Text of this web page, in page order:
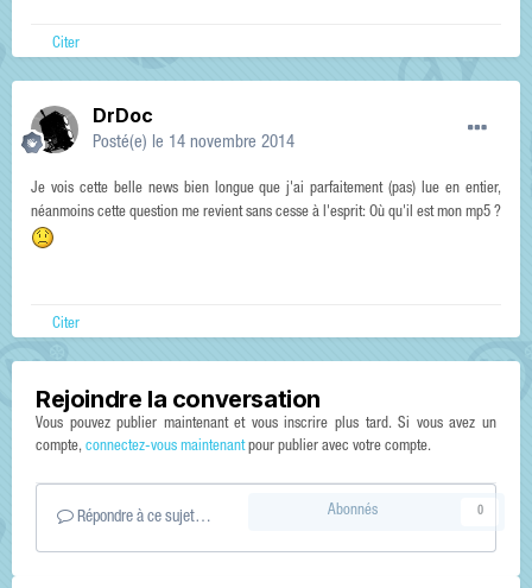
Citer
DrDoc
Posté(e) le 14 novembre 2014
Je vois cette belle news bien longue que j'ai parfaitement (pas) lue en entier,
néanmoins cette question me revient sans cesse à l'esprit: Où qu'il est mon mp5 ?
Citer
Rejoindre la conversation
Vous pouvez publier maintenant et vous inscrire plus tard. Si vous avez un
compte, connectez-vous maintenantpour publier avec votre compte.
Répondre à ce sujet… Abonnés 0